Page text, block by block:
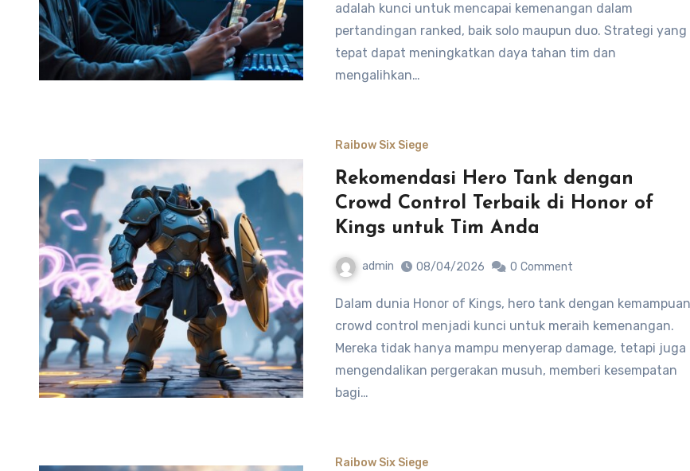
adalah kunci untuk mencapai kemenangan dalam
pertandingan ranked, baik solo maupun duo. Strategi yang
tepat dapat meningkatkan daya tahan tim dan
mengalihkan…
Raibow Six Siege
Rekomendasi Hero Tank dengan
Crowd Control Terbaik di Honor of
Kings untuk Tim Anda
admin 08/04/2026 0 Comment
Dalam dunia Honor of Kings, hero tank dengan kemampuan
crowd control menjadi kunci untuk meraih kemenangan.
Mereka tidak hanya mampu menyerap damage, tetapi juga
mengendalikan pergerakan musuh, memberi kesempatan
bagi…
Raibow Six Siege